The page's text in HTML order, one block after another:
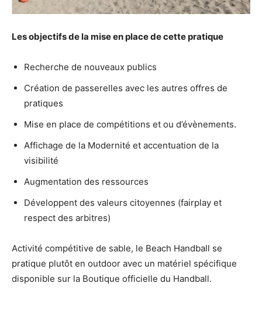
Les objectifs de la mise en place de cette pratique
Recherche de nouveaux publics
Création de passerelles avec les autres offres de
pratiques
Mise en place de compétitions et ou d’évènements.
Affichage de la Modernité et accentuation de la
visibilité
Augmentation des ressources
Développent des valeurs citoyennes (fairplay et
respect des arbitres)
Activité compétitive de sable, le Beach Handball se
pratique plutôt en outdoor avec un matériel spécifique
disponible sur la Boutique officielle du Handball.